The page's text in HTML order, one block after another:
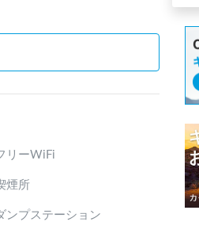
リーWiFi
煙所
ンプステーション